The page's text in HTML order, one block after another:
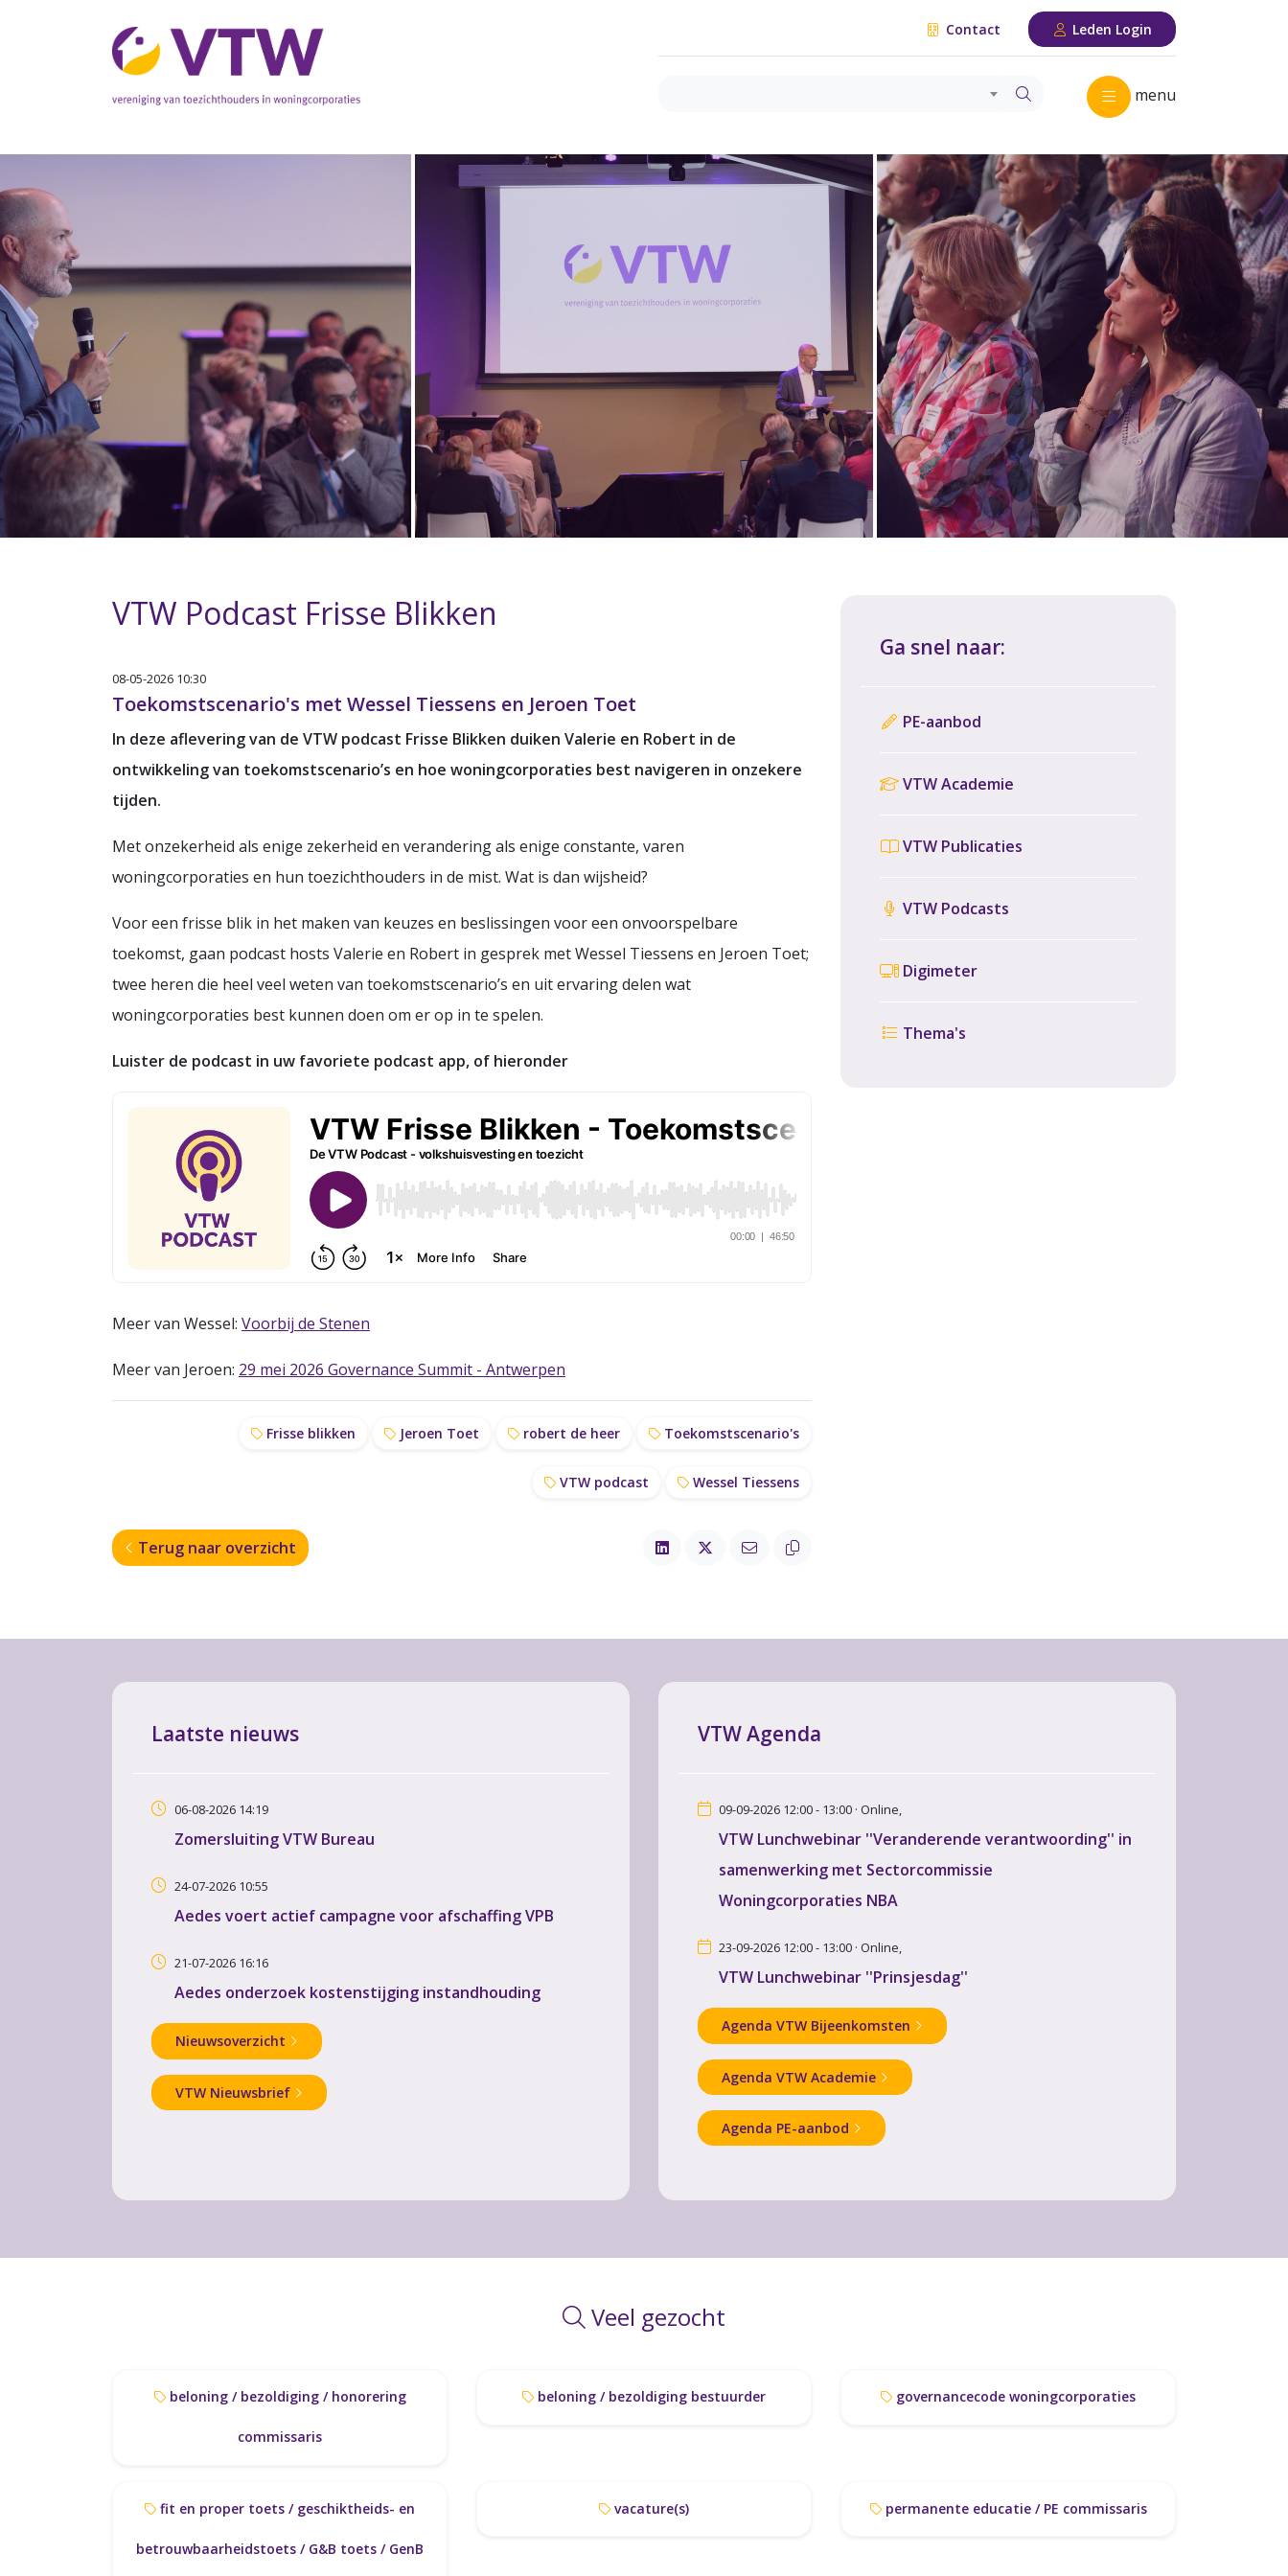
Contact Leden Login
menu
VTW Podcast Frisse Blikken
08-05-2026 10:30
Toekomstscenario's met Wessel Tiessens en Jeroen Toet
In deze aflevering van de VTW podcast Frisse Blikken duiken Valerie en Robert in de
ontwikkeling van toekomstscenario’s en hoe woningcorporaties best navigeren in onzekere
tijden.
Met onzekerheid als enige zekerheid en verandering als enige constante, varen
woningcorporaties en hun toezichthouders in de mist. Wat is dan wijsheid?
Voor een frisse blik in het maken van keuzes en beslissingen voor een onvoorspelbare
toekomst, gaan podcast hosts Valerie en Robert in gesprek met Wessel Tiessens en Jeroen Toet;
twee heren die heel veel weten van toekomstscenario’s en uit ervaring delen wat
woningcorporaties best kunnen doen om er op in te spelen.
Luister de podcast in uw favoriete podcast app, of hieronder
Meer van Wessel: Voorbij de Stenen
Meer van Jeroen: 29 mei 2026 Governance Summit - Antwerpen
Frisse blikken Jeroen Toet robert de heer Toekomstscenario's
VTW podcast Wessel Tiessens
Terug naar overzicht
Ga snel naar:
PE-aanbod
VTW Academie
VTW Publicaties
VTW Podcasts
Digimeter
Thema's
Laatste nieuws
06-08-2026 14:19
Zomersluiting VTW Bureau
24-07-2026 10:55
Aedes voert actief campagne voor afschaffing VPB
21-07-2026 16:16
Aedes onderzoek kostenstijging instandhouding
Nieuwsoverzicht
VTW Nieuwsbrief
VTW Agenda
09-09-2026 12:00 - 13:00 · Online,
VTW Lunchwebinar ''Veranderende verantwoording'' in
samenwerking met Sectorcommissie
Woningcorporaties NBA
23-09-2026 12:00 - 13:00 · Online,
VTW Lunchwebinar ''Prinsjesdag''
Agenda VTW Bijeenkomsten
Agenda VTW Academie
Agenda PE-aanbod
Veel gezocht
beloning / bezoldiging / honorering
commissaris
beloning / bezoldiging bestuurder governancecode woningcorporaties
betrouwbaarheidstoets / G&B toets / GenB
vacature(s) permanente educatie / PE commissaris